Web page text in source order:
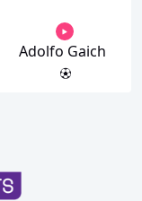
Adolfo Gaich